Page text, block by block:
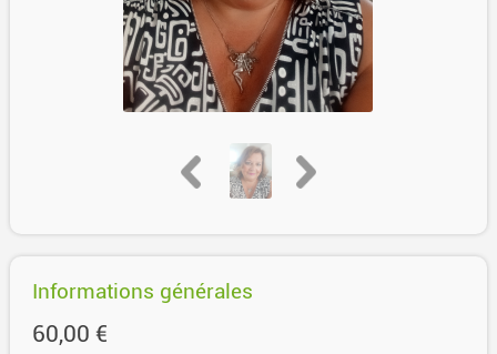
Informations générales
60,00 €